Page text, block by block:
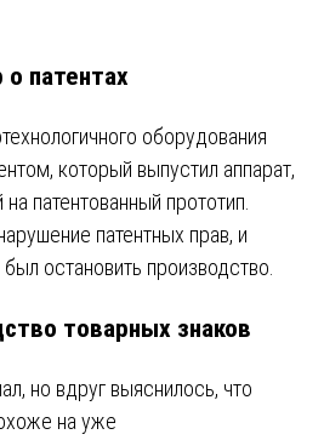
патентах
оборудования
который выпустил аппарат,
патентованный прототип.
патентных прав, и
остановить производство.
товарных знаков
но вдруг выяснилось, что
на уже